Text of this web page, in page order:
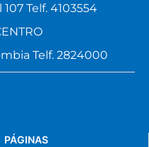
PÁGINAS
107 Telf. 4103554
Telf. 2824000